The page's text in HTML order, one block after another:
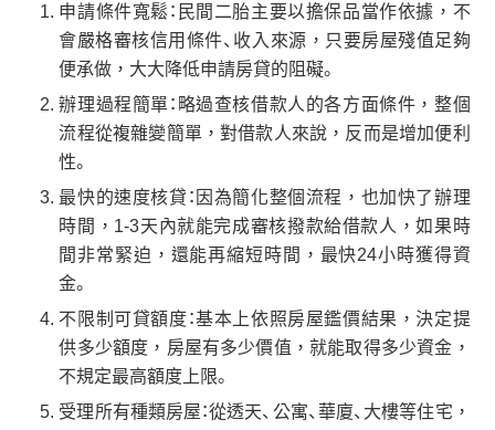
申請條件寬鬆：民間二胎主要以擔保品當作依據，不
會嚴格審核信用條件、收入來源，只要房屋殘值足夠
便承做，大大降低申請房貸的阻礙。
辦理過程簡單：略過查核借款人的各方面條件，整個
流程從複雜變簡單，對借款人來說，反而是增加便利
性。
最快的速度核貸：因為簡化整個流程，也加快了辦理
時間，1-3天內就能完成審核撥款給借款人，如果時
間非常緊迫，還能再縮短時間，最快24小時獲得資
金。
不限制可貸額度：基本上依照房屋鑑價結果，決定提
供多少額度，房屋有多少價值，就能取得多少資金，
不規定最高額度上限。
受理所有種類房屋：從透天、公寓、華廈、大樓等住宅，